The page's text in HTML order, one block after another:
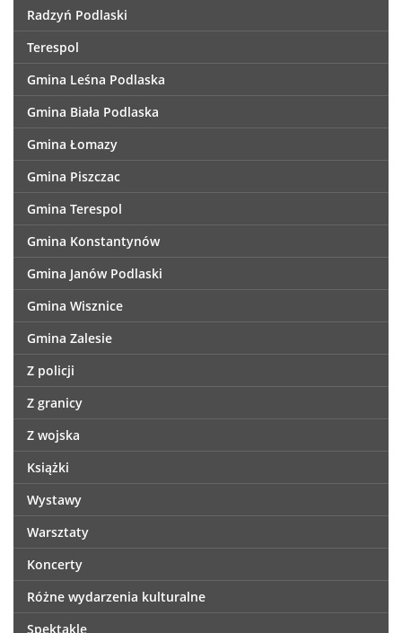
Radzyń Podlaski
Terespol
Gmina Leśna Podlaska
Gmina Biała Podlaska
Gmina Łomazy
Gmina Piszczac
Gmina Terespol
Gmina Konstantynów
Gmina Janów Podlaski
Gmina Wisznice
Gmina Zalesie
Z policji
Z granicy
Z wojska
Książki
Wystawy
Warsztaty
Koncerty
Różne wydarzenia kulturalne
Spektakle